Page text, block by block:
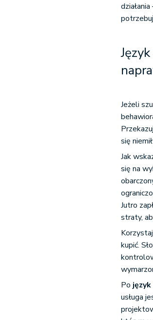
Jeżeli
się
Jak
się na
Jutro
straty,
kupić.
Po
usługa